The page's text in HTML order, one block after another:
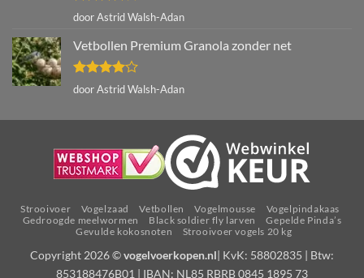
Gewaardeerd
door Astrid Walsh-Adan
Vetbollen Premium Granola zonder net
Gewaardeerd
door Astrid Walsh-Adan
Strooivoer Vogelzaad Vetbollen Vogelmousse
Vogelpindakaas
Gedroogde meelwormen
Black soldier fly larven
Gepelde Pinda’s
Gevulde kokosnoten
Strooivoer vogels 20 kg
Copyright 2026 ©vogelvoerkopen.nl| KvK: 58802835 | Btw:
853188476B01 | IBAN: NL85 RBRB 0845 1895 73